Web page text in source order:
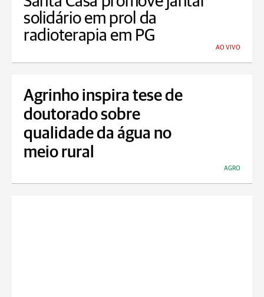
solidário em prol da
radioterapia em PG
AO VIVO
Agrinho inspira tese de
doutorado sobre
qualidade da água no
meio rural
AGRO